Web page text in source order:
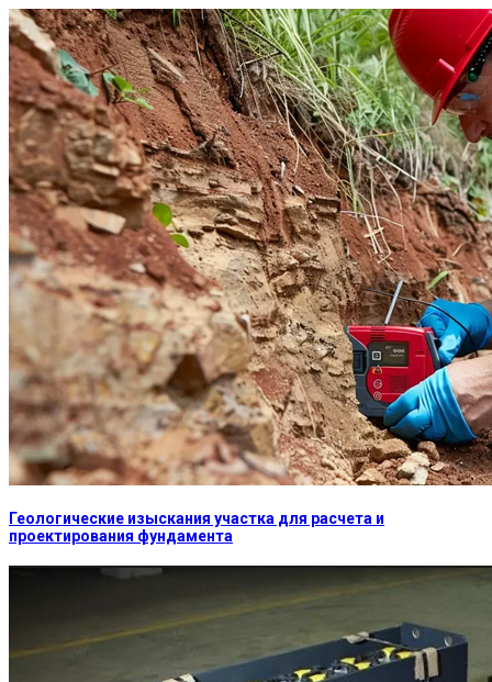
Геологические изыскания участка для расчета и
проектирования фундамента